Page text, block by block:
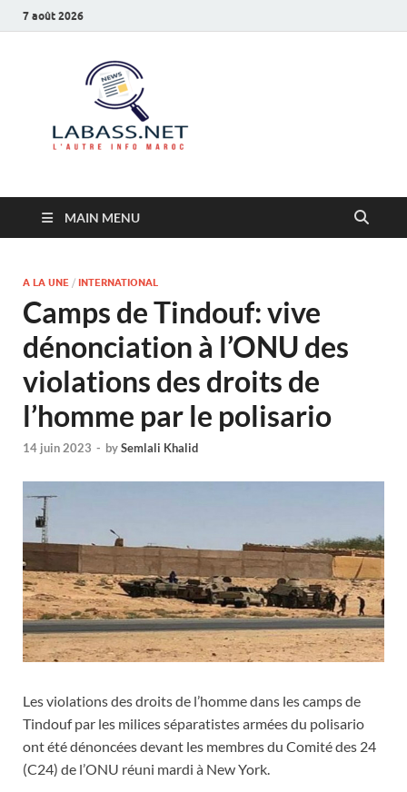
7 août 2026
MAIN MENU
A LA UNE / INTERNATIONAL
Camps de Tindouf: vive
dénonciation à l’ONU des
violations des droits de
l’homme par le polisario
14 juin 2023 - bySemlali Khalid
Les violations des droits de l’homme dans les camps de
Tindouf par les milices séparatistes armées du polisario
ont été dénoncées devant les membres du Comité des 24
(C24) de l’ONU réuni mardi à New York.